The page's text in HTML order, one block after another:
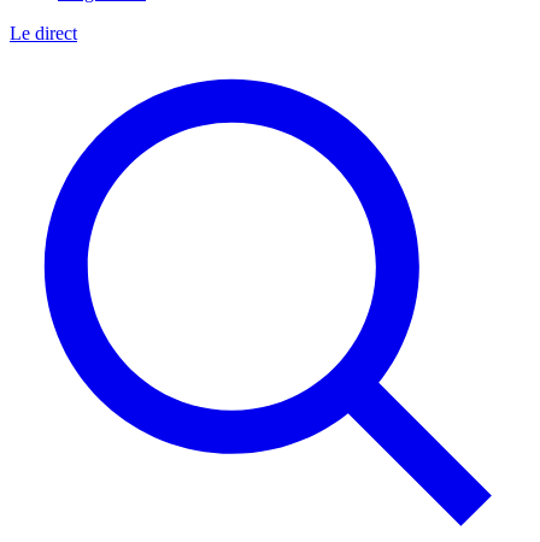
Le direct